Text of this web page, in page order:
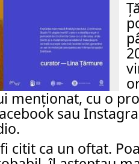
menționat, cu o
sau
citit ca un oftat.